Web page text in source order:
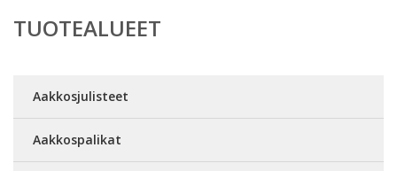
TUOTEALUEET
Aakkosjulisteet
Aakkospalikat